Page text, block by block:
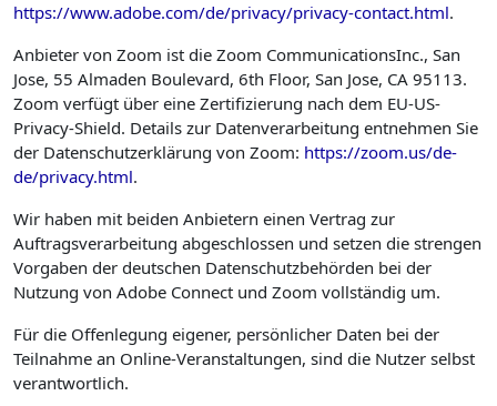
https://www.adobe.com/de/privacy/privacy-contact.html.
Anbieter von Zoom ist die Zoom CommunicationsInc., San
Jose, 55 Almaden Boulevard, 6th Floor, San Jose, CA 95113.
Zoom verfügt über eine Zertifizierung nach dem EU-US-
Privacy-Shield. Details zur Datenverarbeitung entnehmen Sie
der Datenschutzerklärung von Zoom: https://zoom.us/de-
de/privacy.html.
Wir haben mit beiden Anbietern einen Vertrag zur
Auftragsverarbeitung abgeschlossen und setzen die strengen
Vorgaben der deutschen Datenschutzbehörden bei der
Nutzung von Adobe Connect und Zoom vollständig um.
Für die Offenlegung eigener, persönlicher Daten bei der
Teilnahme an Online-Veranstaltungen, sind die Nutzer selbst
verantwortlich.